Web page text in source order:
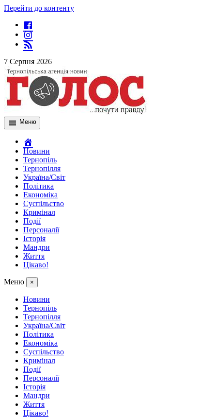
Перейти до контенту
7 Серпня 2026
Меню
Новини
Тернопіль
Тернопілля
Україна/Світ
Політика
Економіка
Суспільство
Кримінал
Події
Персоналії
Історія
Мандри
Життя
Цікаво!
Меню ×
Новини
Тернопіль
Тернопілля
Україна/Світ
Політика
Економіка
Суспільство
Кримінал
Події
Персоналії
Історія
Мандри
Життя
Цікаво!